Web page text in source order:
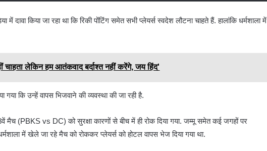
दावा किया जा रहा था कि रिकी पोंटिंग समेत सभी प्लेयर्स स्वदेश लौटना चाहते हैं. हालांकि धर्मशाला में
लेकिन हम आतंकवाद बर्दाश्त नहीं करेंगे, जय हिंद'
गया कि उन्हें वापस भिजवाने की व्यवस्था की जा रही है.
(PBKS vs DC) को सुरक्षा कारणों से बीच में ही रोक दिया गया. जम्मू समेत कई जगहों पर
में खेले जा रहे मैच को रोककर प्लेयर्स को होटल वापस भेज दिया गया था.